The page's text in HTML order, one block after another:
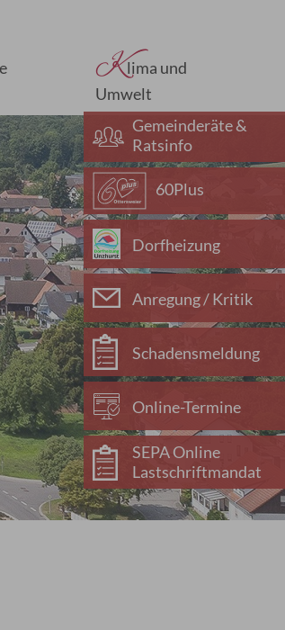
Klima und
Umwelt
Gemeinderäte &
Ratsinfo
60Plus
Dorfheizung
Anregung / Kritik
Schadensmeldung
Online-Termine
SEPA Online
Lastschriftmandat